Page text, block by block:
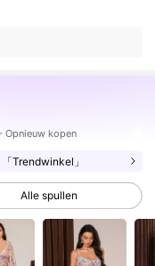
Opnieuw kopen
「Trendwinkel」
Alle spullen